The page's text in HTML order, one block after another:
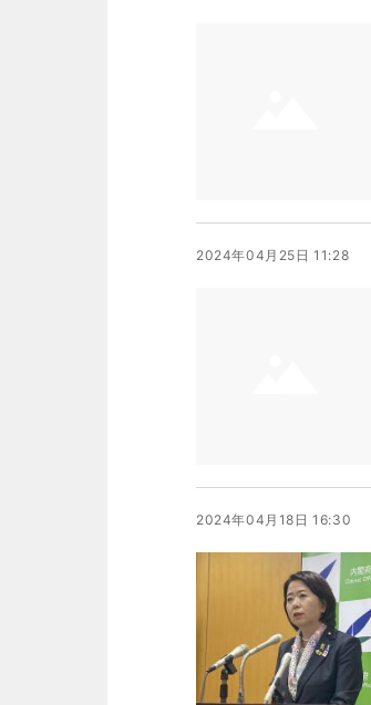
2024年04月25日 11:28
2024年04月18日 16:30